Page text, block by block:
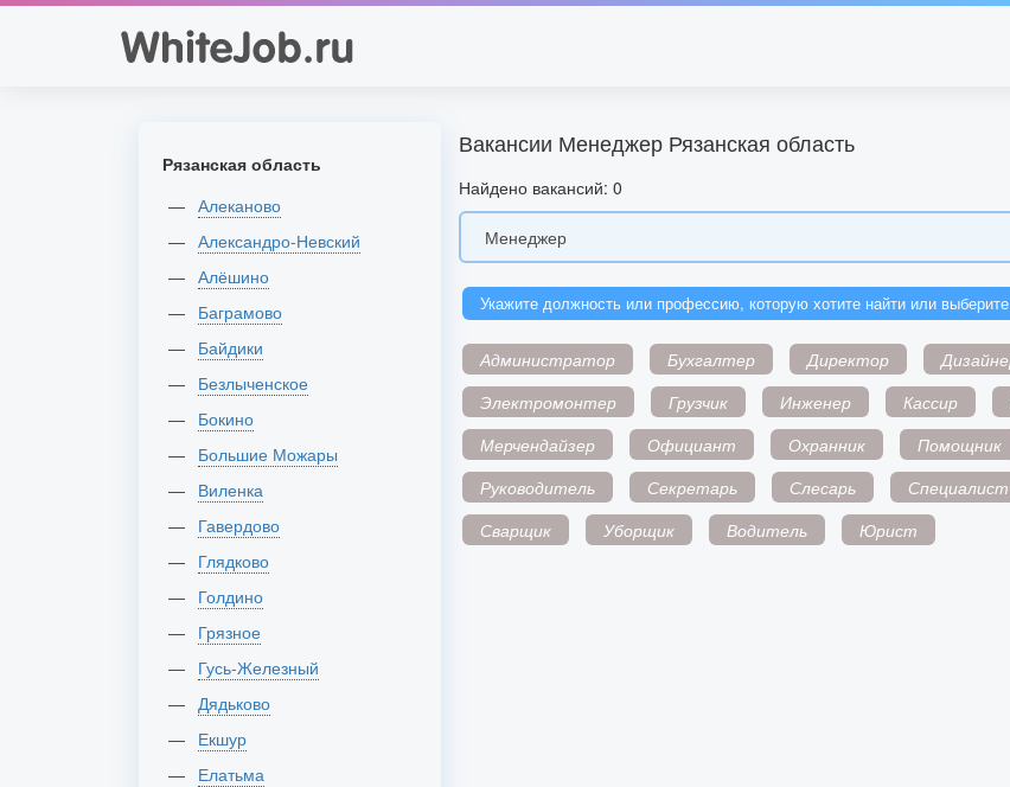
Вакансии Менеджер Рязанская область
Найдено вакансий: 0
Укажите должность или профессию, которую хотите найти или
Администратор Бухгалтер Директор
Электромонтер
Грузчик Инженер Кассир
Мерчендайзер
Официант Охранник Помощник
Руководитель
Секретарь Слесарь Специалист
Сварщик
Уборщик Водитель Юрист
Рязанская область
Алеканово
Александро-Невский
Алёшино
Баграмово
Байдики
Безлыченское
Бокино
Большие Можары
Виленка
Гавердово
Глядково
Голдино
Грязное
Гусь-Железный
Дядьково
Екшур
Елатьма